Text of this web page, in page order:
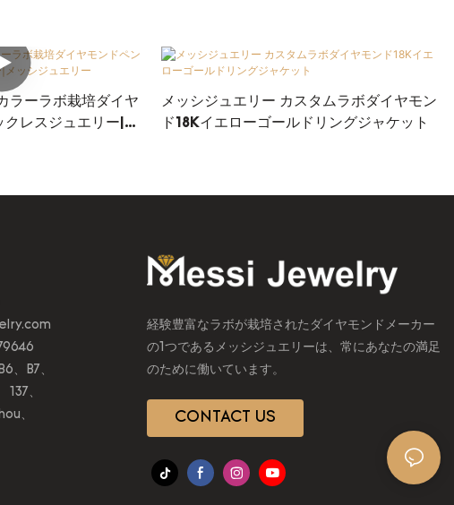
ラーラボ栽培ダイヤ
レスジュエリー|メ
メッシジュエリー カスタムラボダイヤモン
ド18Kイエローゴールドリングジャケット
、B7、
、
、
経験豊富なラボが栽培されたダイヤモンドメーカー
の1つであるメッシジュエリーは、常にあなたの満足
のために働いています。
CONTACT US